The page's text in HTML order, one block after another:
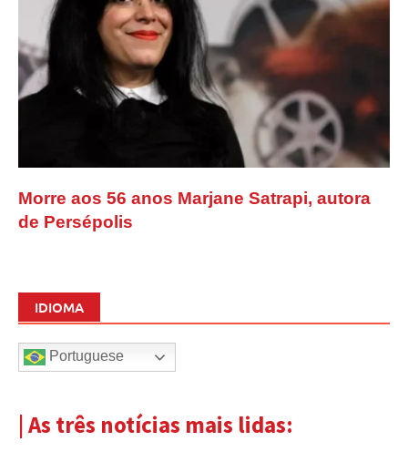
Morre aos 56 anos Marjane Satrapi, autora
de Persépolis
IDIOMA
Portuguese
| As três notícias mais lidas: